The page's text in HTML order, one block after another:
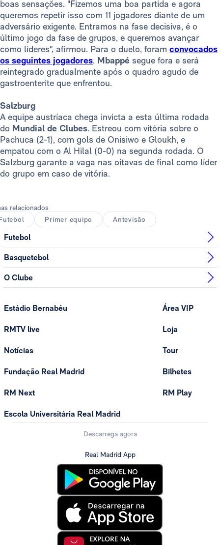
boas sensações. "Fizemos uma boa partida e agora
queremos repetir isso com 11 jogadores diante de um
adversário exigente. Entramos na fase decisiva, é o
último jogo da fase de grupos, e queremos avançar
como líderes", afirmou. Para o duelo, foram convocados
os seguintes jogadores. Mbappé segue fora e será
reintegrado gradualmente após o quadro agudo de
gastroenterite que enfrentou.
Salzburg
A equipe austríaca chega invicta a esta última rodada
do Mundial de Clubes. Estreou com vitória sobre o
Pachuca (2-1), com gols de Onisiwo e Gloukh, e
empatou com o Al Hilal (0-0) na segunda rodada. O
Salzburg garante a vaga nas oitavas de final como líder
do grupo em caso de vitória.
relacionados
Primer equipo Antevisão
Futebol
Basquetebol
O Clube
Estádio Bernabéu
RMTV live
Notícias
Fundação Real Madrid
RM Next
Escola Universitária Real Madrid
Área VIP
Loja
Tour
Bilhetes
RM Play
Descarrega agora
Real Madrid App